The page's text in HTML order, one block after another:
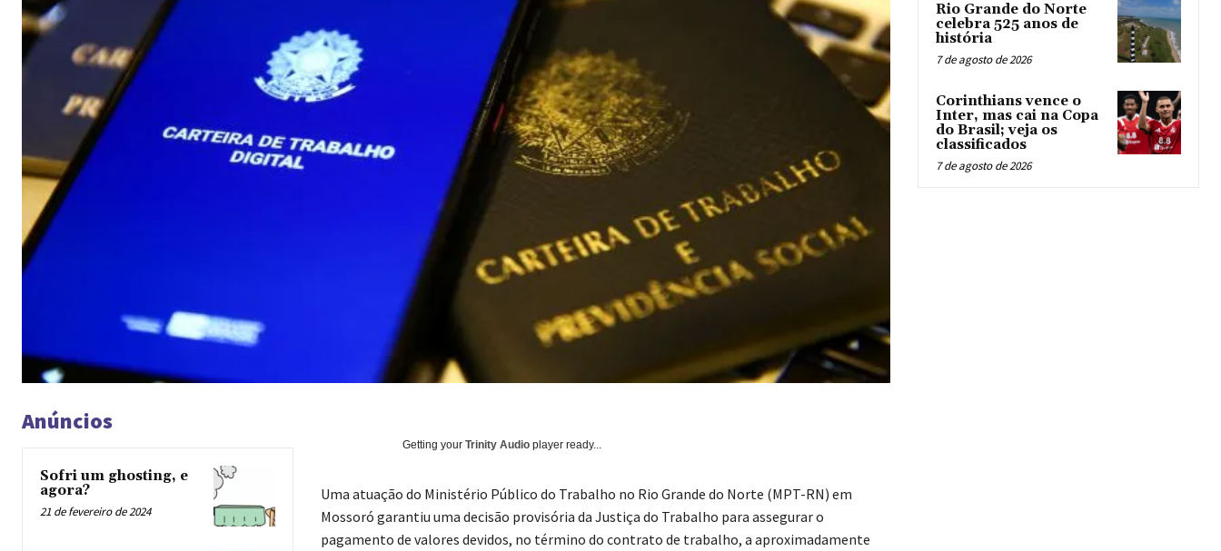
Anúncios
Sofri um ghosting, e
agora?
21 de fevereiro de 2024
Getting your Trinity Audioplayer ready...
Uma atuação do Ministério Público do Trabalho no Rio Grande do Norte (MPT-RN) em
Mossoró garantiu uma decisão provisória da Justiça do Trabalho para assegurar o
pagamento de valores devidos, no término do contrato de trabalho, a aproximadamente
Rio Grande do Norte
celebra 525 anos de
história
7 de agosto de 2026
Corinthians vence o
Inter, mas cai na Copa
do Brasil; veja os
classificados
7 de agosto de 2026